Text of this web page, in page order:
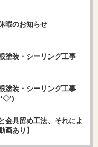
暇のお知らせ
塗装・シーリング工事
塗装・シーリング工事
ゞ
金具留め工法、それによ
画あり】